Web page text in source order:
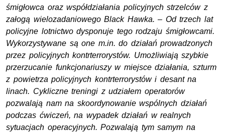
śmigłowca oraz współdziałania policyjnych strzelców z
załogą wielozadaniowego Black Hawka. – Od trzech lat
policyjne lotnictwo dysponuje tego rodzaju śmigłowcami.
Wykorzystywane są one m.in. do działań prowadzonych
przez policyjnych kontrterrorystów. Umożliwiają szybkie
przerzucanie funkcjonariuszy w miejsce działania, szturm
z powietrza policyjnych kontrterrorystów i desant na
linach. Cykliczne treningi z udziałem operatorów
pozwalają nam na skoordynowanie wspólnych działań
podczas ćwiczeń, na wypadek działań w realnych
sytuacjach operacyjnych. Pozwalają tym samym na